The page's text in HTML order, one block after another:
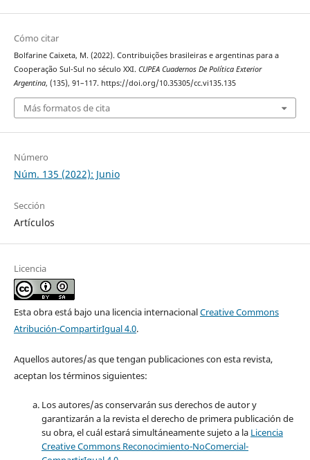
Cómo citar
Bolfarine Caixeta, M. (2022). Contribuições brasileiras e argentinas para a
Cooperação Sul-Sul no século XXI. CUPEA Cuadernos De Política Exterior
Argentina, (135), 91–117. https://doi.org/10.35305/cc.vi135.135
Más formatos de cita
Número
Núm. 135 (2022): Junio
Sección
Artículos
Licencia
Esta obra está bajo una licencia internacionalCreative Commons
Atribución-CompartirIgual 4.0.
Aquellos autores/as que tengan publicaciones con esta revista,
aceptan los términos siguientes:
Los autores/as conservarán sus derechos de autor y
garantizarán a la revista el derecho de primera publicación de
su obra, el cuál estará simultáneamente sujeto a la Licencia
Creative Commons Reconocimiento-NoComercial-